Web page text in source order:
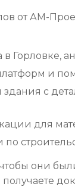
от АМ-
Горловке,
и
здания с
для
они